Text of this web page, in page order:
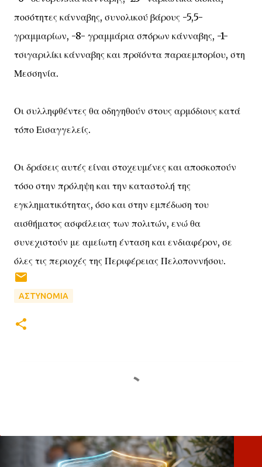
ποσότητες κάνναβης, συνολικού βάρους -5,5-
γραμμαρίων, -8- γραμμάρια σπόρων κάνναβης, -1-
τσιγαριλίκι κάνναβης και προϊόντα παραεμπορίου, στη
Μεσσηνία.
Οι συλληφθέντες θα οδηγηθούν στους αρμόδιους κατά
τόπο Εισαγγελείς.
Οι δράσεις αυτές είναι στοχευμένες και αποσκοπούν
τόσο στην πρόληψη και την καταστολή της
εγκληματικότητας, όσο και στην εμπέδωση του
αισθήματος ασφάλειας των πολιτών, ενώ θα
συνεχιστούν με αμείωτη ένταση και ενδιαφέρον, σε
όλες τις περιοχές της Περιφέρειας Πελοποννήσου.
ΑΣΤΥΝΟΜΙΑ
λ